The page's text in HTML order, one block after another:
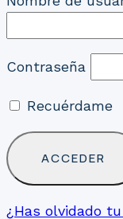
Contraseña
Recuérdame
¿Has olvidado